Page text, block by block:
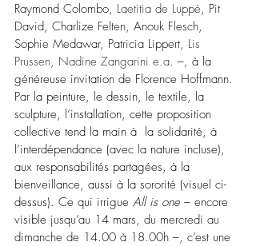
Raymond Colombo, Laetitia de Luppé, Pit
David, Charlize Felten, Anouk Flesch,
Sophie Medawar, Patricia Lippert, Lis
Prussen, Nadine Zangarini e.a. –, à la
généreuse invitation de Florence Hoffmann.
Par la peinture, le dessin, le textile, la
sculpture, l’installation, cette proposition
collective tend la main à  la solidarité, à
l’interdépendance (avec la nature incluse),
aux responsabilités partagées, à la
bienveillance, aussi à la sororité (visuel ci-
dessus). Ce qui irrigue All is one – encore
visible jusqu’au 14 mars, du mercredi au
dimanche de 14.00 à 18.00h –, c’est une